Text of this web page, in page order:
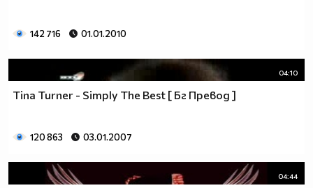
142 716 01.01.2010
04:10
Tina Turner - Simply The Best [ Бг Превод ]
120 863 03.01.2007
04:44